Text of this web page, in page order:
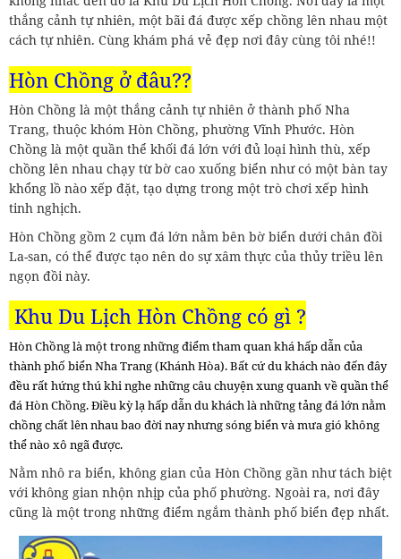
thắng cảnh tự nhiên, một bãi đá được xếp chồng lên nhau một
cách tự nhiên. Cùng khám phá vẻ đẹp nơi đây cùng tôi nhé!!
Hòn Chồng ở đâu??
Hòn Chồng là một thắng cảnh tự nhiên ở thành phố Nha
Trang, thuộc khóm Hòn Chồng, phường Vĩnh Phước. Hòn
Chồng là một quần thể khối đá lớn với đủ loại hình thù, xếp
chồng lên nhau chạy từ bờ cao xuống biển như có một bàn tay
khổng lồ nào xếp đặt, tạo dựng trong một trò chơi xếp hình
tinh nghịch.
Hòn Chồng gồm 2 cụm đá lớn nằm bên bờ biển dưới chân đồi
La-san, có thể được tạo nên do sự xâm thực của thủy triều lên
ngọn đồi này.
Khu Du Lịch Hòn Chồng có gì ?
Hòn Chồng là một trong những điểm tham quan khá hấp dẫn của
thành phố biển Nha Trang (Khánh Hòa). Bất cứ du khách nào đến đây
đều rất hứng thú khi nghe những câu chuyện xung quanh về quần thể
đá Hòn Chồng. Điều kỳ lạ hấp dẫn du khách là những tảng đá lớn nằm
chồng chất lên nhau bao đời nay nhưng sóng biển và mưa gió không
thể nào xô ngã được.
Nằm nhô ra biển, không gian của Hòn Chồng gần như tách biệt
với không gian nhộn nhịp của phố phường. Ngoài ra, nơi đây
cũng là một trong những điểm ngắm thành phố biển đẹp nhất.